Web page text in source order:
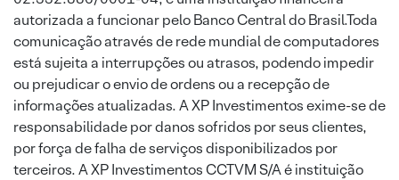
autorizada a funcionar pelo Banco Central do Brasil.Toda
comunicação através de rede mundial de computadores
está sujeita a interrupções ou atrasos, podendo impedir
ou prejudicar o envio de ordens ou a recepção de
informações atualizadas. A XP Investimentos exime-se de
responsabilidade por danos sofridos por seus clientes,
por força de falha de serviços disponibilizados por
terceiros. A XP Investimentos CCTVM S/A é instituição